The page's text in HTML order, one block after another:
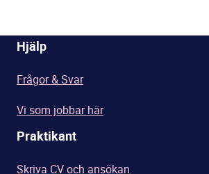
Hjälp
Frågor & Svar
Vi som jobbar här
Praktikant
Skriva CV och ansökan